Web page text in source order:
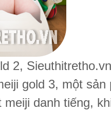
2,
gold 3, một sản
meiji danh tiếng,